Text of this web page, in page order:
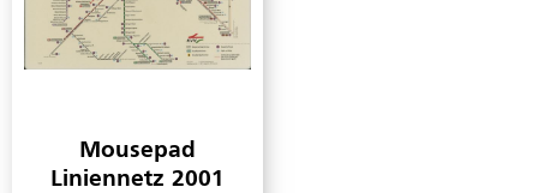
Mousepad
Liniennetz 2001